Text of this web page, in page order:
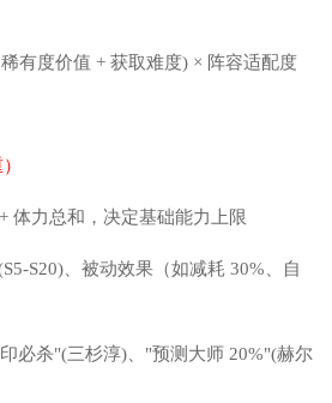
有度价值 + 获取难度) × 阵容适配度
体力总和，决定基础能力上限
S20)、被动效果（如减耗 30%、自
必杀"(三杉淳)、"预测大师 20%"(赫尔